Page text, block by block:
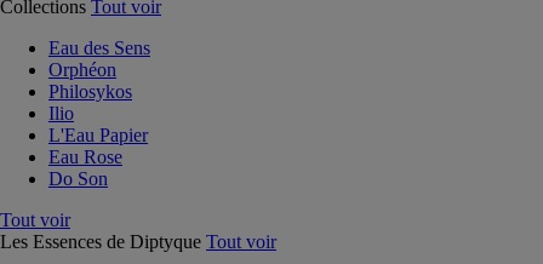
Collections Tout voir
Eau des Sens
Orphéon
Philosykos
Ilio
L'Eau Papier
Eau Rose
Do Son
Tout voir
Les Essences de Diptyque Tout voir